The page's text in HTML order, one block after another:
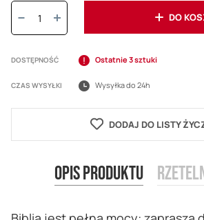
Ilość:
DO
DOSTĘPNOŚĆ Ostatnie 3 sztuki
CZAS WYSYŁKI Wysyłka do 24h
DODAJ DO LISTY
Opis produktu